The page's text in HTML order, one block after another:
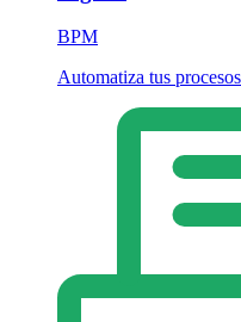
BPM
Automatiza tus